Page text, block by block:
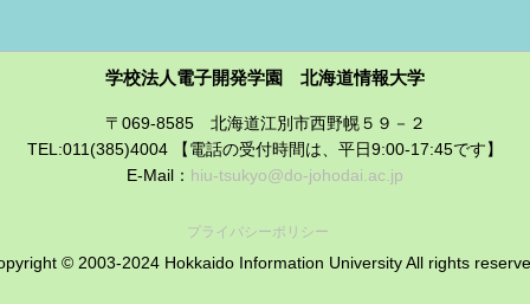
学校法人電子開発学園 北海道情報大学
〒069-8585 北海道江別市西野幌５９－２
TEL:011(385)4004 【電話の受付時間は、平日9:00-17:45です】
E-Mail： hiu-tsukyo@do-johodai.ac.jp
プライバシーポリシー
© 2003-2024 Hokkaido Information University All rights